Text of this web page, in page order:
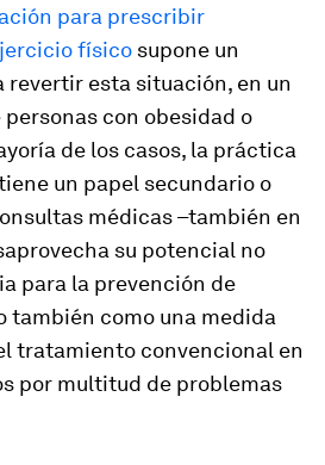
para prescribir
físico supone un
revertir esta situación, en un
personas con obesidad o
de los casos, la práctica
un papel secundario o
médicas –también en
su potencial no
para la prevención de
también como una medida
tratamiento convencional en
por multitud de problemas